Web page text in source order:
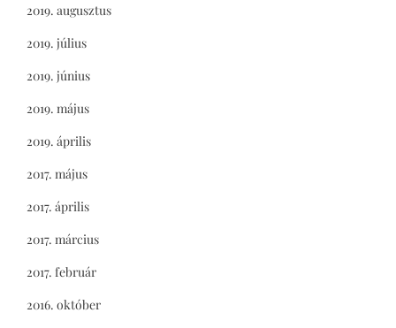
2019. augusztus
2019. július
2019. június
2019. május
2019. április
2017. május
2017. április
2017. március
2017. február
2016. október